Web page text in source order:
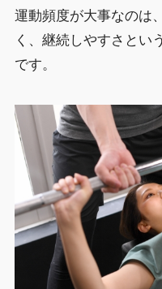
運動頻度が大事なのは
く、継続しやすさとい
です。